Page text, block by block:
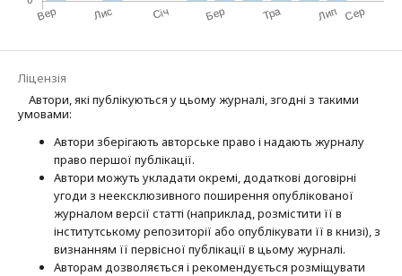
Ліцензія
Автори, які публікуються у цьому журналі, згодні з такими
умовами:
Автори зберігають авторське право і надають журналу
право першої публі­кації.
Автори можуть укладати окремі, додат­кові договірні
угоди з неексклюзив­ного поширення опублікованої
журналом версії статті (наприклад, розмістити її в
інститутському репозиторії або опубліку­вати її в книзі), з
визнанням її первісної публікації в цьому журналі.
Авторам дозволяється і рекомендується розміщувати